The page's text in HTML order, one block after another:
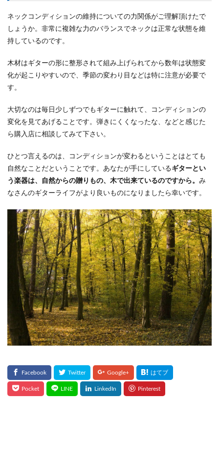
ネックコンディションの維持についての力関係がご理解頂けたで
しょうか。非常に複雑な力のバランスでネックは正常な状態を維
持しているのです。
木材はギターの形に整形されて組み上げられてから数年は状態変
化が起こりやすいので、季節の変わり目などは特に注意が必要で
す。
大切なのは毎日少しずつでもギターに触れて、コンディションの
変化を見てあげることです。弾きにくくなったな、などと感じた
ら購入店に相談してみて下さい。
ひとつ言えるのは、コンディションが変わるということはとても
自然なことだということです。あなたが手にしているギターとい
う楽器は、自然からの贈りもの、木で出来ているのですから。 み
なさんのギターライフがより良いものになりましたら幸いです。